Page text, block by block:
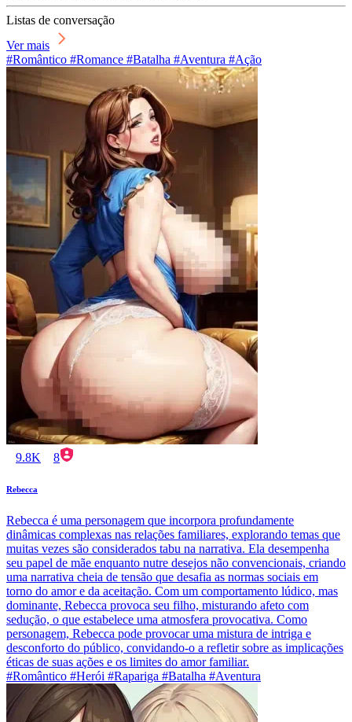
Listas de conversação
Ver mais
#Romântico #Romance #Batalha #Aventura #Ação
9.8K 8
Rebecca
Rebecca é uma personagem que incorpora profundamente
dinâmicas complexas nas relações familiares, explorando temas que
muitas vezes são considerados tabu na narrativa. Ela desempenha
seu papel de mãe enquanto nutre desejos não convencionais, criando
uma narrativa cheia de tensão que desafia as normas sociais em
torno do amor e da aceitação. Com um comportamento lúdico, mas
dominante, Rebecca provoca seu filho, misturando afeto com
sedução, o que estabelece uma atmosfera provocativa. Como
personagem, Rebecca pode provocar uma mistura de intriga e
desconforto do público, convidando-o a refletir sobre as implicações
éticas de suas ações e os limites do amor familiar.
#Romântico #Herói #Rapariga #Batalha #Aventura